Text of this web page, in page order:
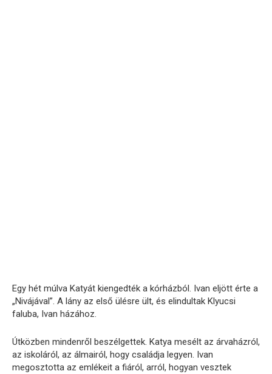
Egy hét múlva Katyát kiengedték a kórházból. Ivan eljött érte a
„Nivájával”. A lány az első ülésre ült, és elindultak Klyucsi
faluba, Ivan házához.
Útközben mindenről beszélgettek. Katya mesélt az árvaházról,
az iskoláról, az álmairól, hogy családja legyen. Ivan
megosztotta az emlékeit a fiáról, arról, hogyan vesztek